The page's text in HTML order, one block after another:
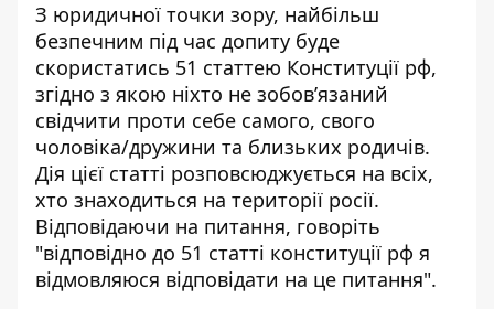
З юридичної точки зору, найбільш
безпечним під час допиту буде
скористатись 51 статтею Конституції рф,
згідно з якою ніхто не зобов’язаний
свідчити проти себе самого, свого
чоловіка/дружини та близьких родичів.
Дія цієї статті розповсюджується на всіх,
хто знаходиться на території росії.
Відповідаючи на питання, говоріть
"відповідно до 51 статті конституції рф я
відмовляюся відповідати на це питання".